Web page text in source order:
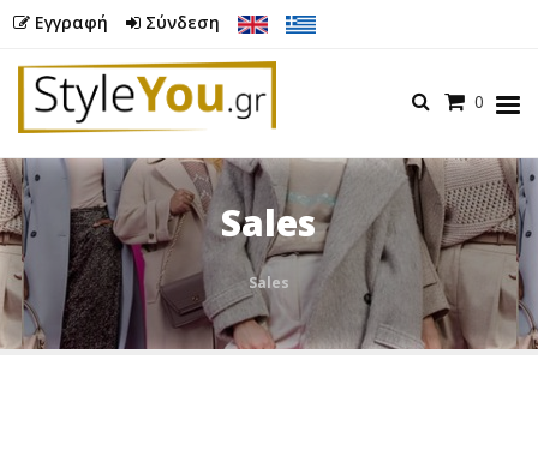
Εγγραφή Σύνδεση
Menu
0
Sales
Sales